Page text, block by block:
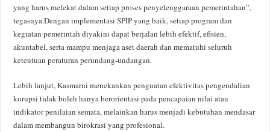
yang harus melekat dalam setiap proses penyelenggaraan pemerintahan”,
tegasnya.Dengan implementasi SPIP yang baik, setiap program dan
kegiatan pemerintah diyakini dapat berjalan lebih efektif, efisien,
akuntabel, serta mampu menjaga aset daerah dan mematuhi seluruh
ketentuan peraturan perundang-undangan.
Lebih lanjut, Kasmarni menekankan penguatan efektivitas pengendalian
korupsi tidak boleh hanya berorientasi pada pencapaian nilai atau
indikator penilaian semata, melainkan harus menjadi kebutuhan mendasar
dalam membangun birokrasi yang profesional.